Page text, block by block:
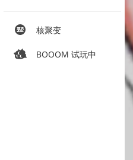
核聚变
BOOOM 试玩中